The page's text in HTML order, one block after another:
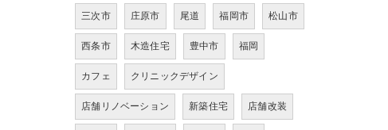
三次市 庄原市 尾道 福岡市 松山市
西条市 木造住宅 豊中市 福岡
カフェ クリニックデザイン
店舗リノベーション 新築住宅 店舗改装